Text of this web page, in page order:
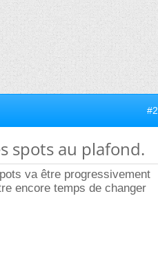
#2
spots au plafond.
va être progressivement
encore temps de changer